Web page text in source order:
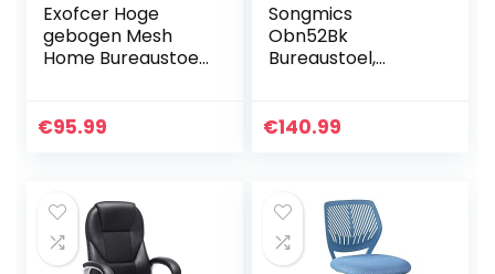
Exofcer Hoge
gebogen Mesh
Home Bureaustoel
hoogte
€95.99
Songmics
Obn52Bk
Bureaustoel,
Bureaustoel Van
Rugleuning…
€140.99